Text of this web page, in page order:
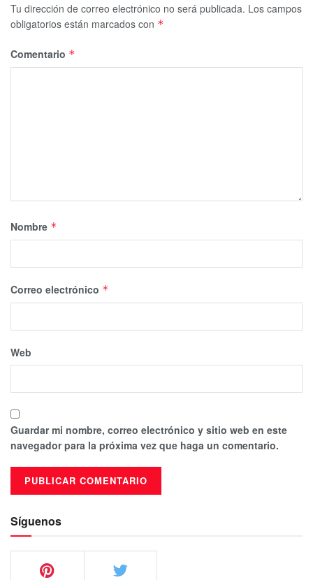
Tu dirección de correo electrónico no será publicada. Los campos
obligatorios están marcados con *
Comentario *
Nombre *
Correo electrónico *
Web
Guardar mi nombre, correo electrónico y sitio web en este
navegador para la próxima vez que haga un comentario.
Síguenos